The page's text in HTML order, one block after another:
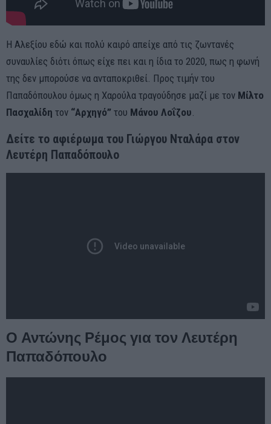
Η Αλεξίου εδώ και πολύ καιρό απείχε από τις ζωντανές
συναυλίες διότι όπως είχε πει και η ίδια το 2020, πως η φωνή
της δεν μπορούσε να ανταποκριθεί. Προς τιμήν του
Παπαδόπουλου όμως η Χαρούλα τραγούδησε μαζί με τον Μίλτο
Πασχαλίδη τον “Αρχηγό” του Μάνου Λοΐζου
Δείτε το αφιέρωμα του Γιώργου Νταλάρα στον
Λευτέρη Παπαδόπουλο
Ο Αντώνης Ρέμος για τον Λευτέρη
Παπαδόπουλο